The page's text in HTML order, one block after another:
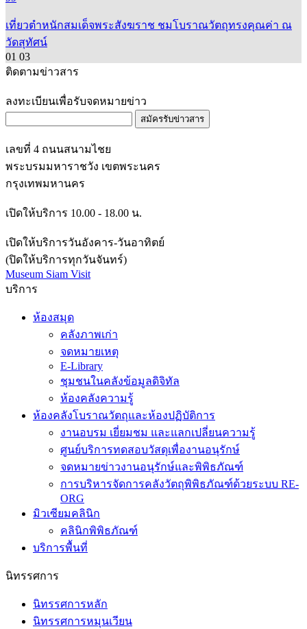
เที่ยวตำหนักสมเด็จพระสังฆราช ชมโบราณวัตถุทรงคุณค่า ณ
วัดสุทัศน์
01 03
ติดตามข่าวสาร
สมัครรับข่าวสาร
พระบรมมหาราชวัง เขตพระนคร
กรุงเทพมหานคร
เปิดให้บริการ 10.00 - 18.00 น.
(ปิดให้บริการทุกวันจันทร์)
Museum Siam Visit
บริการ
คลังภาพเก่า
จดหมายเหตุ
E-Library
ชุมชนในคลังข้อมูลดิจิทัล
ห้องคลังความรู้
ห้องคลังโบราณวัตถุและห้องปฏิบัติการ
งานอบรม เยี่ยมชม และแลกเปลี่ยนความรู้
ศูนย์บริการทดสอบวัสดุเพื่องานอนุรักษ์
จดหมายข่าวงานอนุรักษ์และพิพิธภัณฑ์
การบริหารจัดการคลังวัตถุพิพิธภัณฑ์ด้วยระบบ RE-
ORG
มิวเซียมคลินิก
คลินิกพิพิธภัณฑ์
บริการพื้นที่
นิทรรศการหมุนเวียน
นิทรรศการเสมือนจริง